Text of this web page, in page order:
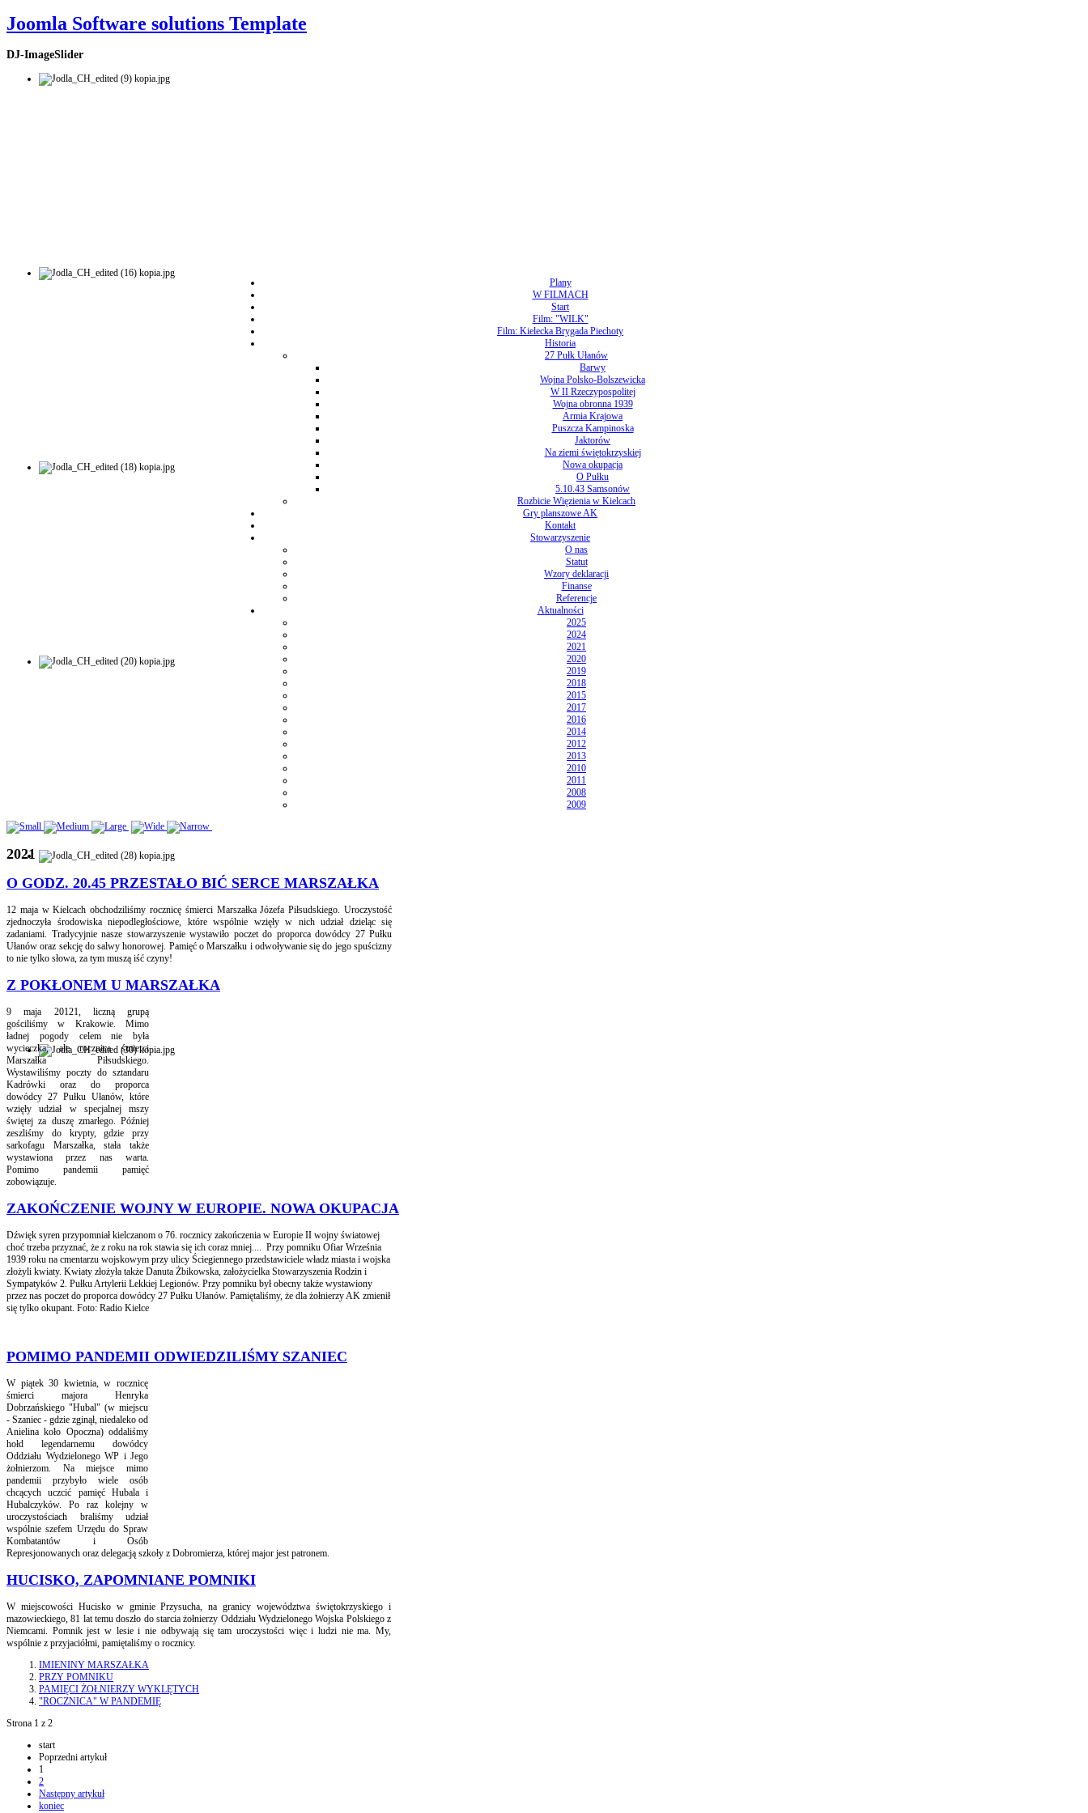
Joomla Software solutions Template
DJ-ImageSlider
Plany
W FILMACH
Start
Film: "WILK"
Film: Kielecka Brygada Piechoty
Historia
27 Pułk Ułanów
Barwy
Wojna Polsko-Bolszewicka
W II Rzeczypospolitej
Wojna obronna 1939
Armia Krajowa
Puszcza Kampinoska
Jaktorów
Na ziemi świętokrzyskiej
Nowa okupacja
O Pułku
5.10.43 Samsonów
Rozbicie Więzienia w Kielcach
Gry planszowe AK
Kontakt
Stowarzyszenie
O nas
Statut
Wzory deklaracji
Finanse
Referencje
Aktualności
2025
2024
2021
2020
2019
2018
2015
2017
2016
2014
2012
2013
2010
2011
2008
2009
2021
O GODZ. 20.45 PRZESTAŁO BIĆ SERCE MARSZAŁKA
12 maja w Kielcach obchodziliśmy rocznicę śmierci Marszałka Józefa Piłsudskiego. Uroczystość
zjednoczyła środowiska niepodległościowe, które wspólnie wzięły w nich udział dzieląc się
zadaniami. Tradycyjnie nasze stowarzyszenie wystawiło poczet do proporca dowódcy 27 Pułku
Ułanów oraz sekcję do salwy honorowej. Pamięć o Marszałku i odwoływanie się do jego spuścizny
to nie tylko słowa, za tym muszą iść czyny!
Z POKŁONEM U MARSZAŁKA
9 maja 20121, liczną grupą
gościliśmy w Krakowie. Mimo
ładnej pogody celem nie była
wycieczka, ale rocznica śmierci
Marszałka Piłsudskiego.
Wystawiliśmy poczty do sztandaru
Kadrówki oraz do proporca
dowódcy 27 Pułku Ułanów, które
wzięły udział w specjalnej mszy
świętej za duszę zmarłego. Później
zeszliśmy do krypty, gdzie przy
sarkofagu Marszałka, stała także
wystawiona przez nas warta.
Pomimo pandemii pamięć
zobowiązuje.
ZAKOŃCZENIE WOJNY W EUROPIE. NOWA OKUPACJA
Dźwięk syren przypomniał kielczanom o 76. rocznicy zakończenia w Europie II wojny światowej
choć trzeba przyznać, że z roku na rok stawia się ich coraz mniej.... Przy pomniku Ofiar Września
1939 roku na cmentarzu wojskowym przy ulicy Ściegiennego przedstawiciele władz miasta i wojska
złożyli kwiaty. Kwiaty złożyła także Danuta Żbikowska, założycielka Stowarzyszenia Rodzin i
Sympatyków 2. Pułku Artylerii Lekkiej Legionów. Przy pomniku był obecny także wystawiony
przez nas poczet do proporca dowódcy 27 Pułku Ułanów. Pamiętaliśmy, że dla żołnierzy AK zmienił
się tylko okupant. Foto: Radio Kielce
POMIMO PANDEMII ODWIEDZILIŚMY SZANIEC
W piątek 30 kwietnia, w rocznicę
śmierci majora Henryka
Dobrzańskiego "Hubal" (w miejscu
- Szaniec - gdzie zginął, niedaleko od
Anielina koło Opoczna) oddaliśmy
hołd legendarnemu dowódcy
Oddziału Wydzielonego WP i Jego
żołnierzom. Na miejsce mimo
pandemii przybyło wiele osób
chcących uczcić pamięć Hubala i
Hubalczyków. Po raz kolejny w
uroczystościach braliśmy udział
wspólnie szefem Urzędu do Spraw
Kombatantów i Osób
Represjonowanych oraz delegacją szkoły z Dobromierza, której major jest patronem.
HUCISKO, ZAPOMNIANE POMNIKI
W miejscowości Hucisko w gminie Przysucha, na granicy województwa świętokrzyskiego i
mazowieckiego, 81 lat temu doszło do starcia żołnierzy Oddziału Wydzielonego Wojska Polskiego z
Niemcami. Pomnik jest w lesie i nie odbywają się tam uroczystości więc i ludzi nie ma. My,
wspólnie z przyjaciółmi, pamiętaliśmy o rocznicy.
IMIENINY MARSZAŁKA
PRZY POMNIKU
PAMIĘCI ŻOŁNIERZY WYKLĘTYCH
"ROCZNICA" W PANDEMIĘ
Strona 1 z 2
start
Poprzedni artykuł
1
2
Następny artykuł
koniec